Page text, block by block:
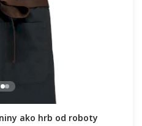
ako hrb od roboty